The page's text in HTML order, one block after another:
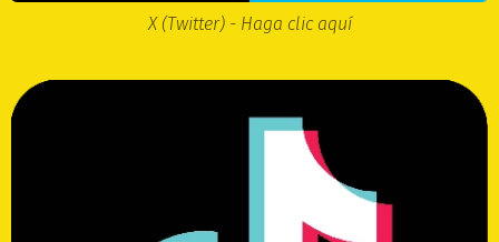
X (Twitter) - Haga clic aquí